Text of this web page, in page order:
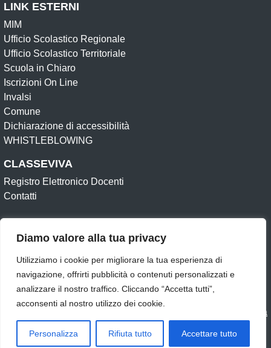
Diamo valore alla tua privacy
Utilizziamo i cookie per migliorare la tua esperienza di
navigazione, offrirti pubblicità o contenuti personalizzati e
analizzare il nostro traffico. Cliccando “Accetta tutti”,
acconsenti al nostro utilizzo dei cookie.
Personalizza Rifiuta tutto Accettare tutto
LINK ESTERNI
MIM
Ufficio Scolastico Regionale
Ufficio Scolastico Territoriale
Scuola in Chiaro
Iscrizioni On Line
Invalsi
Comune
Dichiarazione di accessibilità
WHISTLEBLOWING
CLASSEVIVA
Registro Elettronico Docenti
Contatti
Albo online (Archivio)Dichiarazione di accessibilità
Obiettivi di accessibilitàInformativa e PrivacyFeedback
Note legaliPrivacy PolicyCookie
Concept & Design by Designers Italia